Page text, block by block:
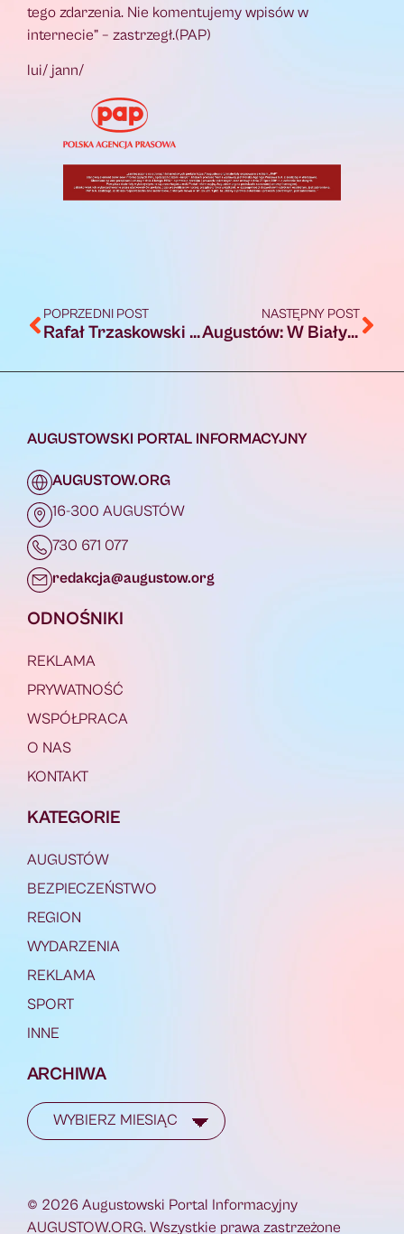
tego zdarzenia. Nie komentujemy wpisów w
internecie” – zastrzegł.(PAP)
lui/ jann/
POPRZEDNI POST
Rafał Trzaskowski z dużą przewagą wygrał prawybory w KO i został kandydatem ugrupowania na prezydenta
NASTĘPNY POST
Augustów: W Białymstoku będzie próba bicia rekordu w graniu bluesa non stop
AUGUSTOWSKI PORTAL INFORMACYJNY
AUGUSTOW.ORG
16-300 AUGUSTÓW
730 671 077
redakcja@augustow.org
ODNOŚNIKI
REKLAMA
PRYWATNOŚĆ
WSPÓŁPRACA
O NAS
KONTAKT
KATEGORIE
AUGUSTÓW
BEZPIECZEŃSTWO
REGION
WYDARZENIA
REKLAMA
SPORT
INNE
ARCHIWA
© 2026 Augustowski Portal Informacyjny
AUGUSTOW.ORG. Wszystkie prawa zastrzeżone